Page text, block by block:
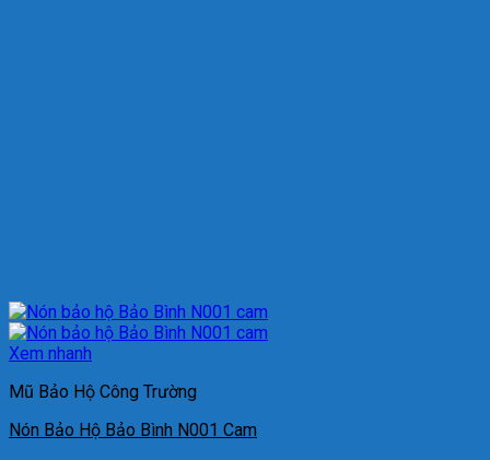
Xem nhanh
Mũ Bảo Hộ Công Trường
Nón Bảo Hộ Bảo Bình N001 Cam